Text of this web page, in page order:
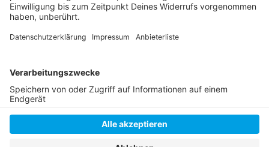
Anzeige